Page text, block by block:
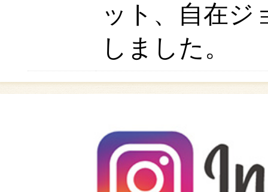
ット、自在ジ
しました。